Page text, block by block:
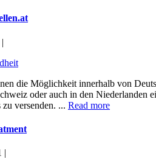
die Möglichkeit innerhalb von
oder auch in den Niederlanden
versenden. ... Read more
|